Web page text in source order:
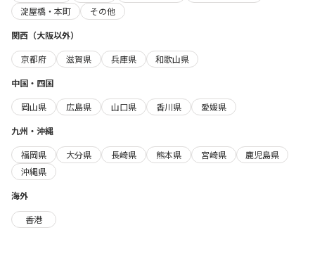
淀屋橋・本町
その他
関西（大阪以外）
京都府
滋賀県 兵庫県
和歌山県
中国・四国
岡山県
広島県 山口県 香川県
愛媛県
九州・沖縄
福岡県
大分県 長崎県 熊本県 宮崎県
鹿児島県
沖縄県
海外
香港